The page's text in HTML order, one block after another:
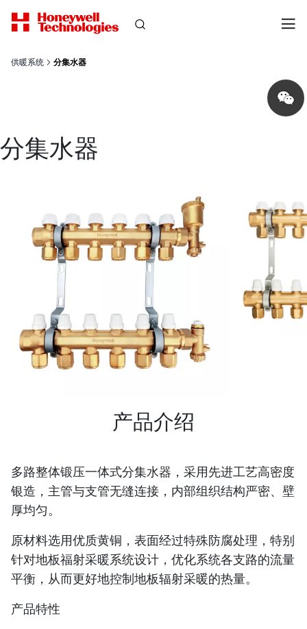
供暖系统 分集水器
Share
on
wechat
分集水器
产品介绍
多路整体锻压一体式分集水器，采用先进工艺高密度
银造，主管与支管无缝连接，内部组织结构严密、壁
厚均匀。
原材料选用优质黄铜，表面经过特殊防腐处理，特别
针对地板福射采暖系统设计，优化系统各支路的流量
平衡，从而更好地控制地板辐射采暖的热量。
产品特性